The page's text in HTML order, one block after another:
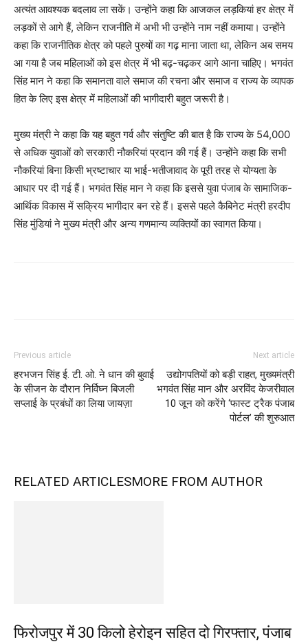
अत्यंत आवश्यक बदलाव ला सकें। उन्होंने कहा कि आजकल लड़कियां हर क्षेत्र में
लड़कों से आगे हैं, लेकिन राजनीति में अभी भी उन्होंने नाम नहीं कमाया। उन्होंने
कहा कि राजनीतिक क्षेत्र को पहले पुरुषों का गढ़ माना जाता था, लेकिन अब समय
आ गया है जब महिलाओं को इस क्षेत्र में भी बढ़-चढ़कर आगे आना चाहिए। भगवंत
सिंह मान ने कहा कि समानता वाले समाज की रचना और समाज व राज्य के व्यापक
हित के लिए इस क्षेत्र में महिलाओं की भागीदारी बहुत जरूरी है।
मुख्य मंत्री ने कहा कि यह बहुत गर्व और संतुष्टि की बात है कि राज्य के 54,000
से अधिक युवाओं को सरकारी नौकरियां प्रदान की गई हैं। उन्होंने कहा कि सभी
नौकरियां बिना किसी भ्रष्टाचार या भाई-भतीजावाद के पूरी तरह से योग्यता के
आधार पर दी गई हैं। भगवंत सिंह मान ने कहा कि इससे युवा पंजाब के सामाजिक-
आर्थिक विकास में सक्रिय भागीदार बन रहे हैं। इससे पहले कैबिनेट मंत्री हरदीप
सिंह मुंडियां ने मुख्य मंत्री और अन्य गणमान्य व्यक्तियों का स्वागत किया।
Previous article
हरभजन सिंह ई. टी. ओ. ने धान की बुवाई
के सीजन के दौरान निर्विघ्न बिजली
सप्लाई के प्रबंधों का लिया जायज़ा
Next article
उद्योगपतियों को बड़ी राहत, मुख्यमंत्री
भगवंत सिंह मान और अरविंद केजरीवाल
10 जून को करेंगे ‘फास्ट ट्रैक पंजाब
पोर्टल’ की शुरुआत
RELATED ARTICLESMORE FROM AUTHOR
फिरोजपुर में 30 किलो हेरोइन सहित दो गिरफ्तार, पंजाब